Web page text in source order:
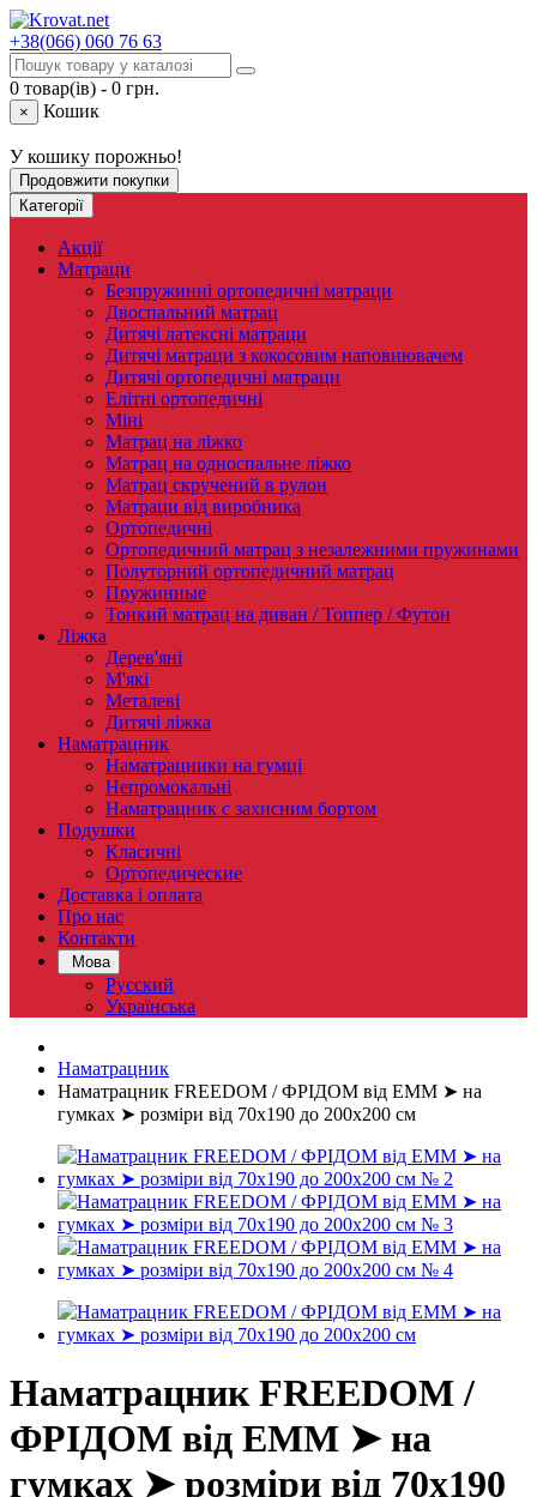
+38(066) 060 76 63
0 товар(ів) - 0 грн.
× Кошик
У кошику порожньо!
Продовжити покупки
Категорії
Акції
Матраци
Безпружинні ортопедичні матраци
Двоспальний матрац
Дитячі латексні матраци
Дитячі матраци з кокосовим наповнювачем
Дитячі ортопедичні матраци
Елітні ортопедичні
Міні
Матрац на ліжко
Матрац на односпальне ліжко
Матрац скручений в рулон
Матраци від виробника
Ортопедичні
Ортопедичний матрац з незалежними пружинами
Полуторний ортопедичний матрац
Пружинные
Тонкий матрац на диван / Топпер / Футон
Ліжка
Дерев'яні
М'які
Металеві
Дитячі ліжка
Наматрацник
Наматрацники на гумці
Непромокальні
Наматрацник c захисним бортом
Подушки
Класичні
Ортопедические
Доставка і оплата
Про нас
Контакти
Мова
Русский
Українська
Наматрацник
Наматрацник FREEDOM / ФРІДОМ від ЕММ ➤ на
гумках ➤ розміри від 70х190 до 200х200 см
Наматрацник FREEDOM /
ФРІДОМ від ЕММ ➤ на
гумках ➤ розміри від 70х190